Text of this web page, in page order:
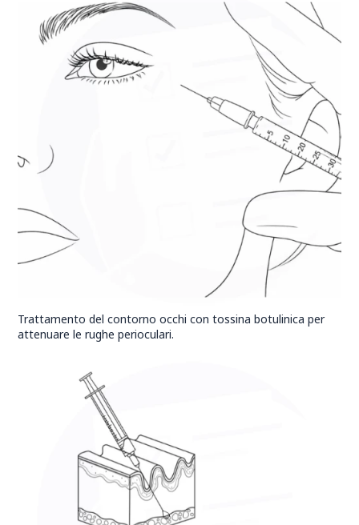
Trattamento del contorno occhi con tossina botulinica per
attenuare le rughe perioculari.